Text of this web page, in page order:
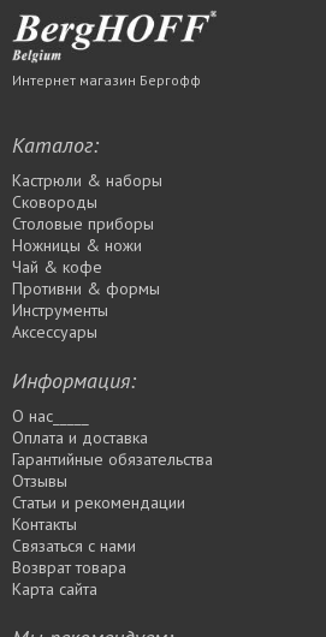
Интернет магазин Бергофф
Каталог:
Кастрюли & наборы
Сковороды
Столовые приборы
Ножницы & ножи
Чай & кофе
Противни & формы
Инструменты
Аксессуары
Информация:
О нас_____
Оплата и доставка
Гарантийные обязательства
Отзывы
Статьи и рекомендации
Контакты
Связаться с нами
Возврат товара
Карта сайта